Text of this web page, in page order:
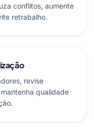
conflitos, aumente
retrabalho.
revise
qualidade